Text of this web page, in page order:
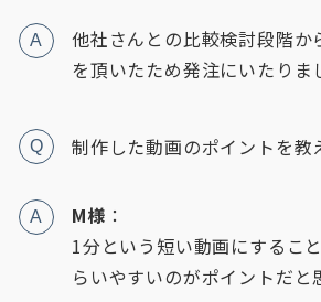
A
他社さんとの比較検討段階か
を頂いたため発注にいたりま
Q 制作した動画のポイントを教
A M様 ：
1分という短い動画にするこ
らいやすいのがポイントだと